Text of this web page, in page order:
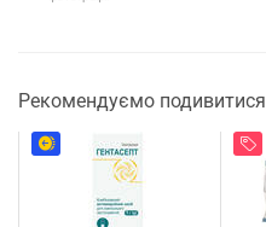
Рекомендуємо подивитися